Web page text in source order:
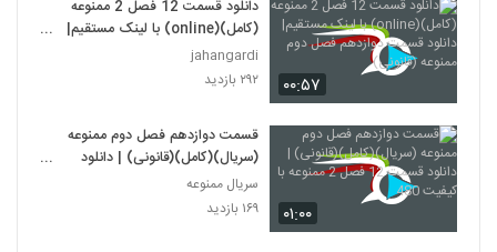
۰۰:۵۷
دانلود قسمت 12 فصل 2 ممنوعه
(کامل)(online) با لینک مستقیم|
دانلود قسمت دوازدهم فصل دوم
ممنوعه (قانونی)
jahangardi
۲۹۲ بازدید
۰۱:۰۰
قسمت دوازدهم فصل دوم ممنوعه
(سریال)(کامل)(قانونی) | دانلود
480
سریال ممنوعه
۱۶۹ بازدید